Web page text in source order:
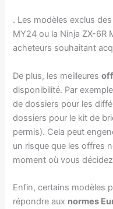
. Les modèles exclus
MY24 ou la Ninja ZX-6R
acheteurs souhaitant
De plus, les meilleures
disponibilité. Par
de dossiers pour les
dossiers pour le kit de
permis). Cela peut
un risque que les offres
moment où vous décidez
Enfin, certains modèles
répondre aux normes